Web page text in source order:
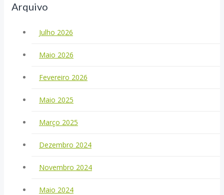
Arquivo
Julho 2026
Maio 2026
Fevereiro 2026
Maio 2025
Março 2025
Dezembro 2024
Novembro 2024
Maio 2024